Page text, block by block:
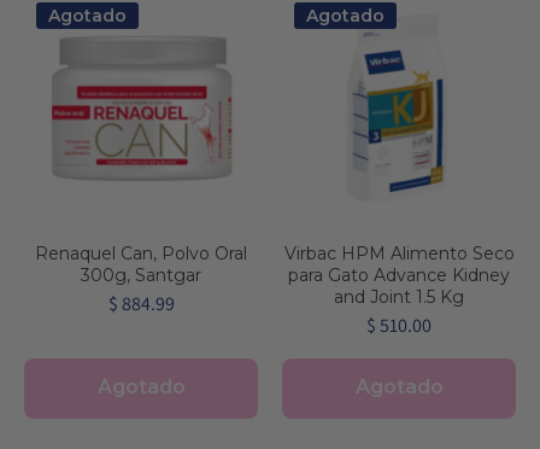
Agotado
Renaquel Can, Polvo Oral
300g, Santgar
$ 884.99
Agotado
Agotado
Virbac HPM Alimento Seco
para Gato Advance Kidney
and Joint 1.5 Kg
$ 510.00
Agotado